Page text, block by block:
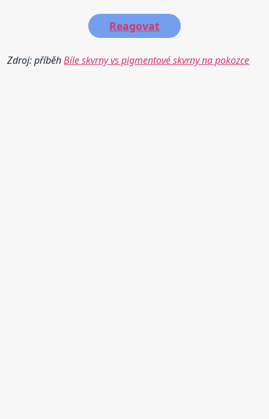
Reagovat
Zdroj: příběhBíle skvrny vs pigmentové skvrny na pokozce